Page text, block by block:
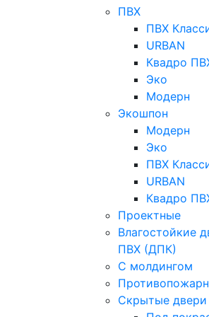
ПВХ
ПВХ
URBAN
Квадро
Эко
Модерн
Экошпон
Модерн
Эко
ПВХ
URBAN
Квадро
Проектные
Влагостойкие
ПВХ (ДПК)
С молдингом
Скрытые двери